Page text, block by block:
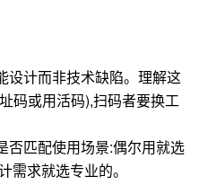
设计而非技术缺陷。理解这
码或用活码),扫码者要换工
否匹配使用场景:偶尔用就选
需求就选专业的。